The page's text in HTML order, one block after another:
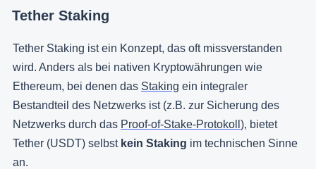
Tether Staking
Tether Staking ist ein Konzept, das oft missverstanden
wird. Anders als bei nativen Kryptowährungen wie
Ethereum, bei denen das Staking ein integraler
Bestandteil des Netzwerks ist (z.B. zur Sicherung des
Netzwerks durch das Proof-of-Stake-Protokoll ), bietet
Tether (USDT) selbst kein Staking im technischen Sinne
an.